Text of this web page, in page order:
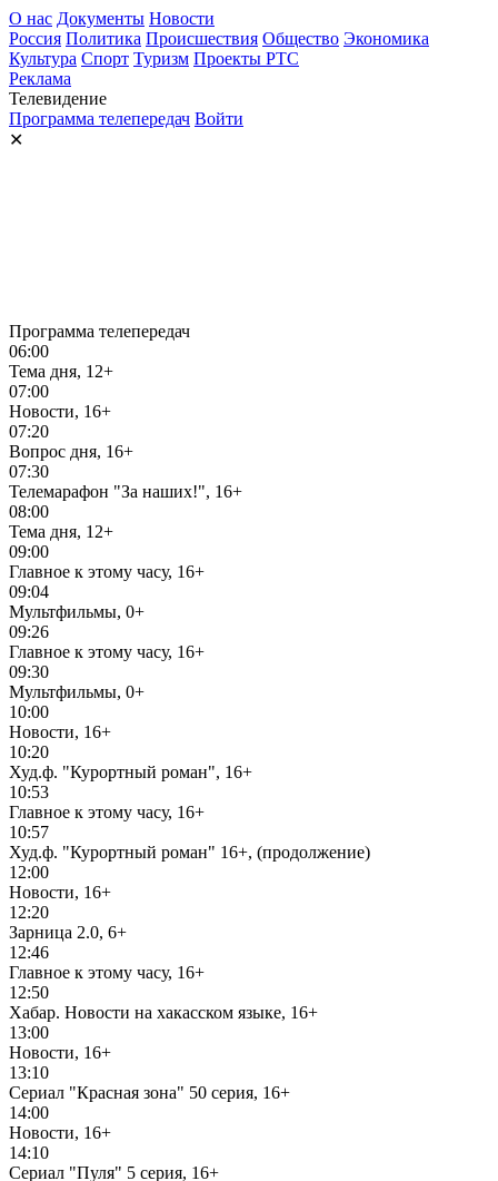
О нас Документы Новости
Россия Политика Происшествия Общество Экономика
Культура Спорт Туризм Проекты РТС
Реклама
Телевидение
Программа телепередач Войти
✕
Программа телепередач
06:00
Тема дня, 12+
07:00
Новости, 16+
07:20
Вопрос дня, 16+
07:30
Телемарафон "За наших!", 16+
08:00
Тема дня, 12+
09:00
Главное к этому часу, 16+
09:04
Мультфильмы, 0+
09:26
Главное к этому часу, 16+
09:30
Мультфильмы, 0+
10:00
Новости, 16+
10:20
Худ.ф. "Курортный роман", 16+
10:53
Главное к этому часу, 16+
10:57
Худ.ф. "Курортный роман" 16+, (продолжение)
12:00
Новости, 16+
12:20
Зарница 2.0, 6+
12:46
Главное к этому часу, 16+
12:50
Хабар. Новости на хакасском языке, 16+
13:00
Новости, 16+
13:10
Сериал "Красная зона" 50 серия, 16+
14:00
Новости, 16+
14:10
Сериал "Пуля" 5 серия, 16+